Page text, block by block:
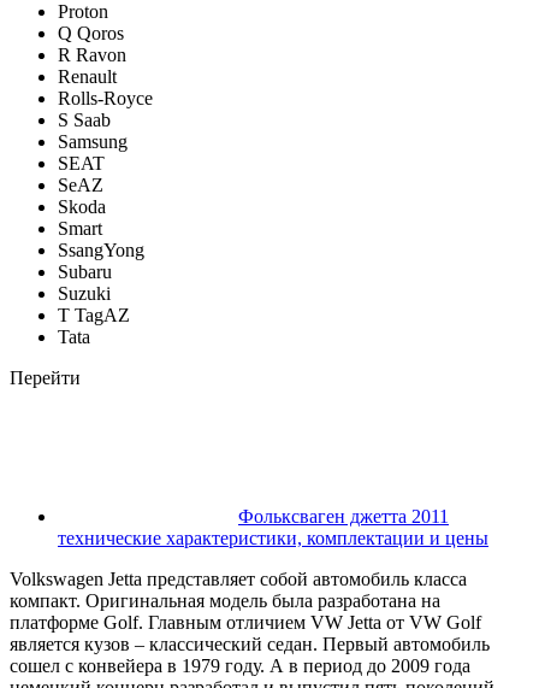
Proton
Q Qoros
R Ravon
Renault
Rolls-Royce
S Saab
Samsung
SEAT
SeAZ
Skoda
Smart
SsangYong
Subaru
Suzuki
T TagAZ
Tata
Перейти
Фольксваген джетта 2011
технические характеристики, комплектации и цены
Volkswagen Jetta представляет собой автомобиль класса
компакт. Оригинальная модель была разработана на
платформе Golf. Главным отличием VW Jetta от VW Golf
является кузов – классический седан. Первый автомобиль
сошел с конвейера в 1979 году. А в период до 2009 года